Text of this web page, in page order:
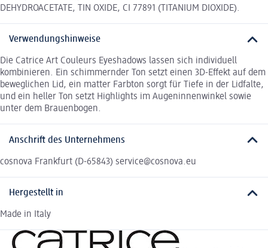
DEHYDROACETATE, TIN OXIDE, CI 77891 (TITANIUM DIOXIDE).
Verwendungshinweise
Die Catrice Art Couleurs Eyeshadows lassen sich individuell
kombinieren. Ein schimmernder Ton setzt einen 3D-Effekt auf dem
beweglichen Lid, ein matter Farbton sorgt für Tiefe in der Lidfalte,
und ein heller Ton setzt Highlights im Augeninnenwinkel sowie
unter dem Brauenbogen.
Anschrift des Unternehmens
cosnova Frankfurt (D-65843) service@cosnova.eu
Hergestellt in
Made in Italy